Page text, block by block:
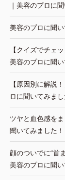
｜美容のプロに
美容のプロに聞
【クイズでチェ
美容のプロに聞い
【原因別に解説
ロに聞いてみまし
ツヤと血色感を
聞いてみました！
顔のついでに“首
美容のプロに聞い